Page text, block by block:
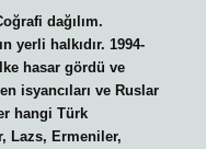
dağılım.
yerli halkıdır. 1994-
hasar gördü ve
isyancıları ve Ruslar
hangi Türk
Lazs, Ermeniler,